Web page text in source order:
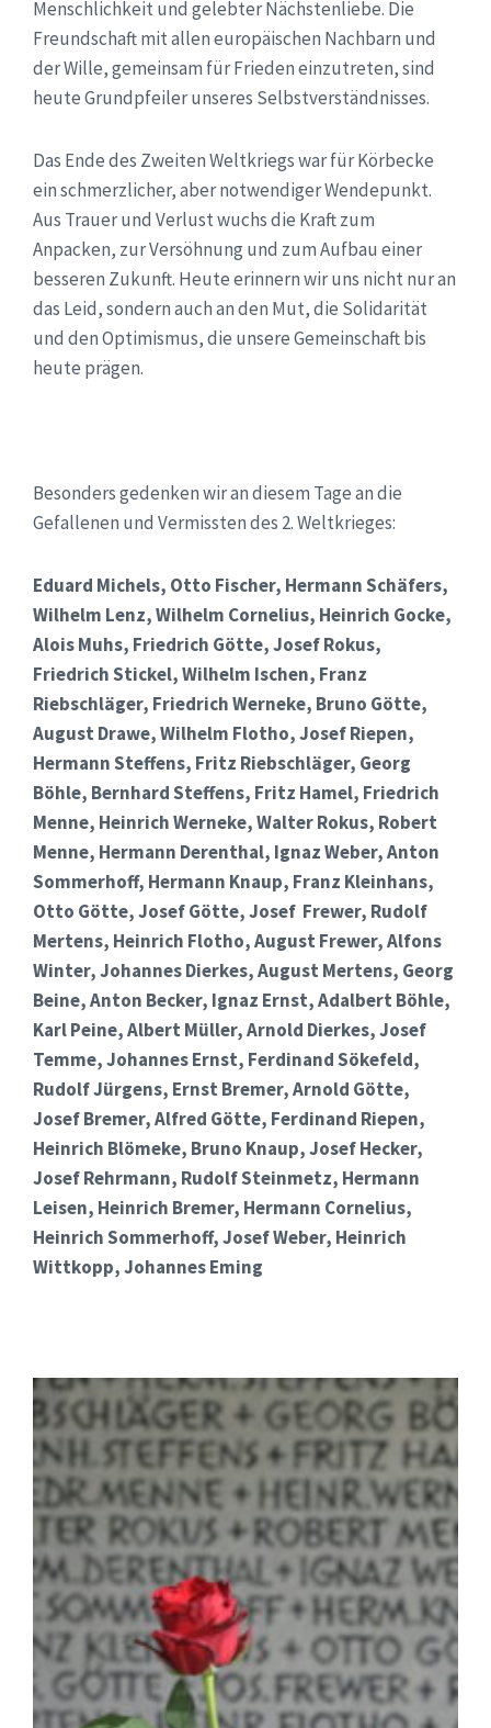
Menschlichkeit und gelebter Nächstenliebe. Die
Freundschaft mit allen europäischen Nachbarn und
der Wille, gemeinsam für Frieden einzutreten, sind
heute Grundpfeiler unseres Selbstverständnisses.
Das Ende des Zweiten Weltkriegs war für Körbecke
ein schmerzlicher, aber notwendiger Wendepunkt.
Aus Trauer und Verlust wuchs die Kraft zum
Anpacken, zur Versöhnung und zum Aufbau einer
besseren Zukunft. Heute erinnern wir uns nicht nur an
das Leid, sondern auch an den Mut, die Solidarität
und den Optimismus, die unsere Gemeinschaft bis
heute prägen.
Besonders gedenken wir an diesem Tage an die
Gefallenen und Vermissten des 2. Weltkrieges:
Eduard Michels, Otto Fischer, Hermann Schäfers,
Wilhelm Lenz, Wilhelm Cornelius, Heinrich Gocke,
Alois Muhs, Friedrich Götte, Josef Rokus,
Friedrich Stickel, Wilhelm Ischen, Franz
Riebschläger, Friedrich Werneke, Bruno Götte,
August Drawe, Wilhelm Flotho, Josef Riepen,
Hermann Steffens, Fritz Riebschläger, Georg
Böhle, Bernhard Steffens, Fritz Hamel, Friedrich
Menne, Heinrich Werneke, Walter Rokus, Robert
Menne, Hermann Derenthal, Ignaz Weber, Anton
Sommerhoff, Hermann Knaup, Franz Kleinhans,
Otto Götte, Josef Götte, Josef Frewer, Rudolf
Mertens, Heinrich Flotho, August Frewer, Alfons
Winter, Johannes Dierkes, August Mertens, Georg
Beine, Anton Becker, Ignaz Ernst, Adalbert Böhle,
Karl Peine, Albert Müller, Arnold Dierkes, Josef
Temme, Johannes Ernst, Ferdinand Sökefeld,
Rudolf Jürgens, Ernst Bremer, Arnold Götte,
Josef Bremer, Alfred Götte, Ferdinand Riepen,
Heinrich Blömeke, Bruno Knaup, Josef Hecker,
Josef Rehrmann, Rudolf Steinmetz, Hermann
Leisen, Heinrich Bremer, Hermann Cornelius,
Heinrich Sommerhoff, Josef Weber, Heinrich
Wittkopp, Johannes Eming